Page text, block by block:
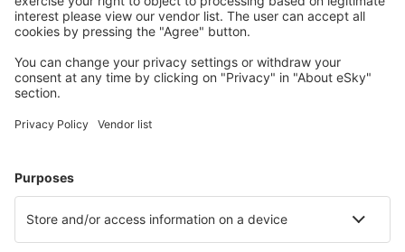
Unterkünfte, die Sie mögen
Wählen Sie aus über 1,3 Millionen Unterkünften: Hotels,
Meist gesuchte Hotels von eSky-Nutzern
Hotels in Sydney Hotels in Brisbane Hotels in Perth